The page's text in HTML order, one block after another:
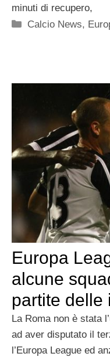
minuti di recupero,
Categorie
Calcio News,
Europa
alcune
partite delle
La Roma non è stata
ad aver disputato il
l’Europa League ed